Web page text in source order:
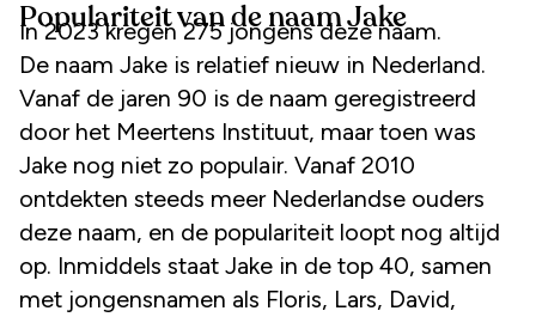
Populariteit van de naam Jake
In 2023 kregen 275 jongens deze naam.
De naam Jake is relatief nieuw in Nederland.
Vanaf de jaren 90 is de naam geregistreerd
door het Meertens Instituut, maar toen was
Jake nog niet zo populair. Vanaf 2010
ontdekten steeds meer Nederlandse ouders
deze naam, en de populariteit loopt nog altijd
op. Inmiddels staat Jake in de top 40, samen
met jongensnamen als Floris, Lars, David,